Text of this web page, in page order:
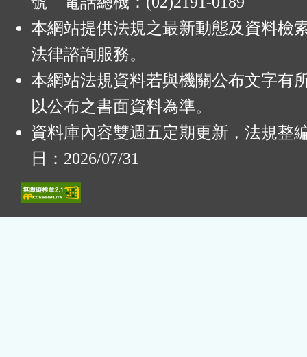
本網站提供法規之最新動態及資料檢
法律諮詢服務。
本網站法規資料若與機關公布文字有
以公布之書面資料為準。
資料庫內容雙週五定期更新，法規整
日：2026/07/31